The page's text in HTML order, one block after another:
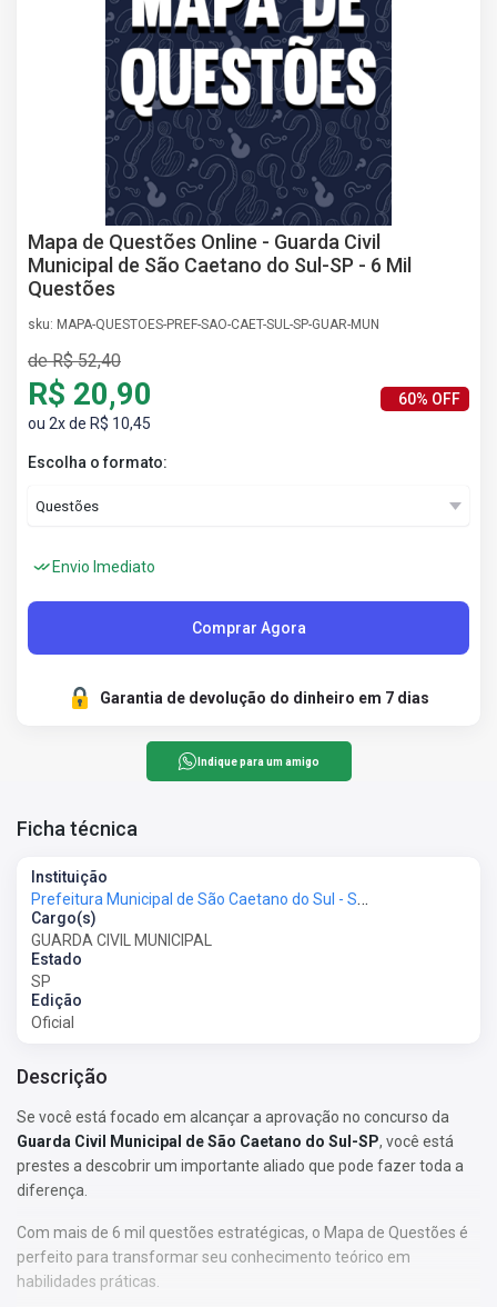
Mapa de Questões Online - Guarda Civil
Municipal de São Caetano do Sul-SP - 6 Mil
Questões
sku: MAPA-QUESTOES-PREF-SAO-CAET-SUL-SP-GUAR-MUN
de R$ 52,40
R$ 20,90
ou 2x de R$ 10,45
60% OFF
Escolha o formato:
Envio Imediato
Comprar Agora
Garantia de devolução do dinheiro em 7 dias
Indique para um amigo
Ficha técnica
Instituição
Prefeitura Municipal de São Caetano do Sul - SP - Prefeitura de São Caetano do Sul - SP
Cargo(s)
GUARDA CIVIL MUNICIPAL
Estado
SP
Edição
Oficial
Descrição
Se você está focado em alcançar a aprovação no concurso da
Guarda Civil Municipal de São Caetano do Sul-SP, você está
prestes a descobrir um importante aliado que pode fazer toda a
diferença.
Com mais de 6 mil questões estratégicas, o Mapa de Questões é
perfeito para transformar seu conhecimento teórico em
habilidades práticas.